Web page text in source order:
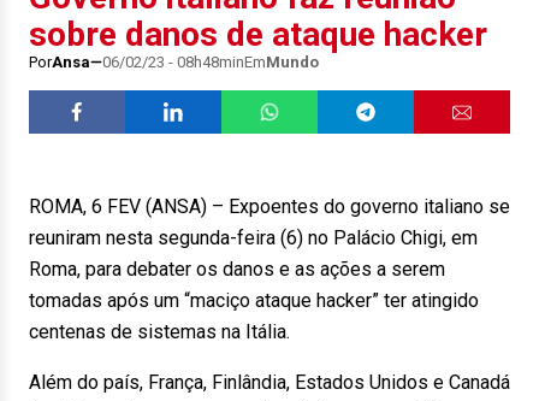
sobre danos de ataque hacker
PorAnsa 06/02/23 - 08h48minEmMundo
ROMA, 6 FEV (ANSA) – Expoentes do governo italiano se
reuniram nesta segunda-feira (6) no Palácio Chigi, em
Roma, para debater os danos e as ações a serem
tomadas após um “maciço ataque hacker” ter atingido
centenas de sistemas na Itália.
Além do país, França, Finlândia, Estados Unidos e Canadá